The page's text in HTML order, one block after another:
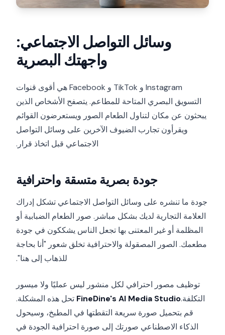
وسائل التواصل الاجتماعي:
واجهتك البصرية
Instagram و TikTok و Facebook هي أقوى قنوات
التسويق البصري المتاحة للمطاعم. يتصفح الأشخاص الذين
يبحثون عن مكان لتناول الطعام الصور ويستعرضون القوائم
ويقرأون تجارب الضيوف الآخرين على وسائل التواصل
الاجتماعي قبل اتخاذ قرار.
جودة بصرية متسقة واحترافية
جودة ما تنشره على وسائل التواصل الاجتماعي تشكل إدراك
العلامة التجارية لديك بشكل مباشر. صور الطعام الضبابية أو
المظلمة أو غير المعتنى بها تجعل الناس يشككون في جودة
مطعمك. الصور المصقولة والاحترافية تخلق شعور "أنا بحاجة
للذهاب إلى هنا".
توظيف مصور احترافي لكل منشور ليس عمليًا ولا ميسور
التكلفة.FineDine's AI Media Studio تحل هذه المشكلة.
قم بتحميل صورة سريعة التقطتها في المطبخ، وسيحول
الذكاء الاصطناعي صورتك إلى صورة احترافية الجودة في